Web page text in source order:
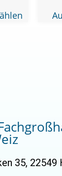
35, 22549